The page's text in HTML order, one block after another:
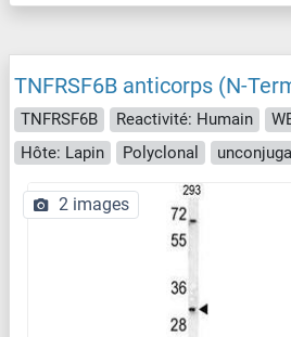
TNFRSF6B anticorps (N-
TNFRSF6B Reactivité: Humain
Hôte: Lapin
Polyclonal
2 images